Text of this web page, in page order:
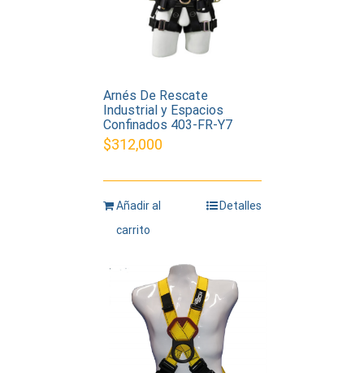
Arnés De Rescate
Industrial y Espacios
Confinados 403-FR-Y7
$312,000
Añadir al
carrito
Detalles